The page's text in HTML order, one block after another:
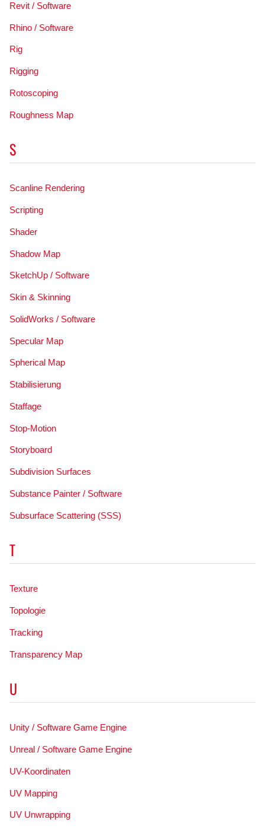
Revit / Software
Rhino / Software
Rig
Rigging
Rotoscoping
Roughness Map
S
Scanline Rendering
Scripting
Shader
Shadow Map
SketchUp / Software
Skin & Skinning
SolidWorks / Software
Specular Map
Spherical Map
Stabilisierung
Staffage
Stop-Motion
Storyboard
Subdivision Surfaces
Substance Painter / Software
Subsurface Scattering (SSS)
T
Texture
Topologie
Tracking
Transparency Map
U
Unity / Software Game Engine
Unreal / Software Game Engine
UV-Koordinaten
UV Mapping
UV Unwrapping